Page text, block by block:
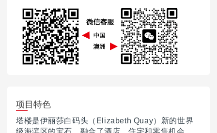
项目特色
塔楼是伊丽莎白码头（Elizabeth Quay）新的世界
级海滨区的宝石，融合了酒店，住宅和零售机会。